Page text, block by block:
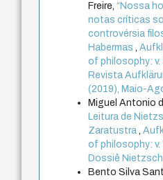
Freire,“Nossa
notas críticas
controvérsia
Habermas,
of philosophy: v.
Revista
(2019), Maio-
Miguel Antonio
Leitura de
Zaratustra,
of philosophy: v.
Dossiê
Bento Silva